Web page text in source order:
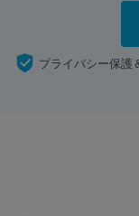
プライバシー保護